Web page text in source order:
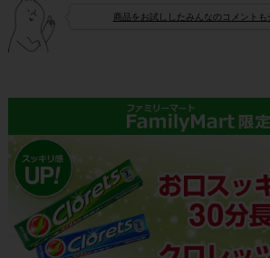
商品をお試ししたみんなのコメントも